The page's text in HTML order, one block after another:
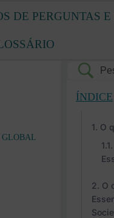
DE PERGUNTAS E
GLOBAL
ÍNDICE
O
O